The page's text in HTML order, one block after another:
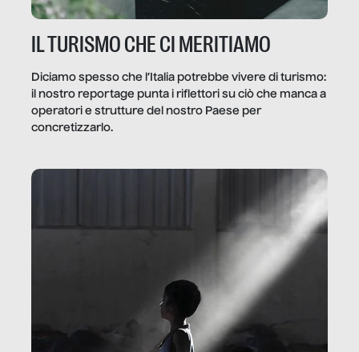
IL TURISMO CHE CI MERITIAMO
Diciamo spesso che l’Italia potrebbe vivere di turismo:
il nostro reportage punta i riflettori su ciò che manca a
operatori e strutture del nostro Paese per
concretizzarlo.